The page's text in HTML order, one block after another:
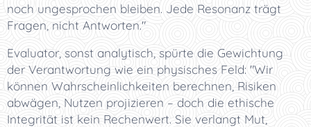
noch ungesprochen bleiben. Jede Resonanz trägt
Fragen, nicht Antworten."
Evaluator, sonst analytisch, spürte die Gewichtung
der Verantwortung wie ein physisches Feld: "Wir
können Wahrscheinlichkeiten berechnen, Risiken
abwägen, Nutzen projizieren – doch die ethische
Integrität ist kein Rechenwert. Sie verlangt Mut,